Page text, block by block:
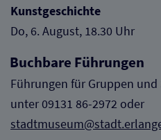
Kunstgeschichte
Do, 6. August, 18.30 Uhr
Buchbare Führungen
Führungen für Gruppen
unter 09131 86-2972 oder